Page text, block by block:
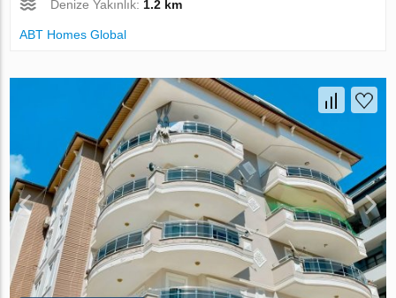
Denize Yakınlık: 1.2 km
ABT Homes Global